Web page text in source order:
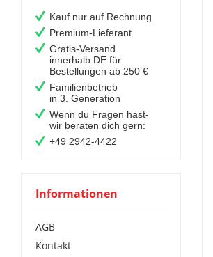
Kauf nur auf Rechnung
Premium-Lieferant
Gratis-Versand
innerhalb DE für
Bestellungen ab 250 €
Familienbetrieb
in 3. Generation
Wenn du Fragen hast-
wir beraten dich gern:
+49 2942-4422
Informationen
AGB
Kontakt